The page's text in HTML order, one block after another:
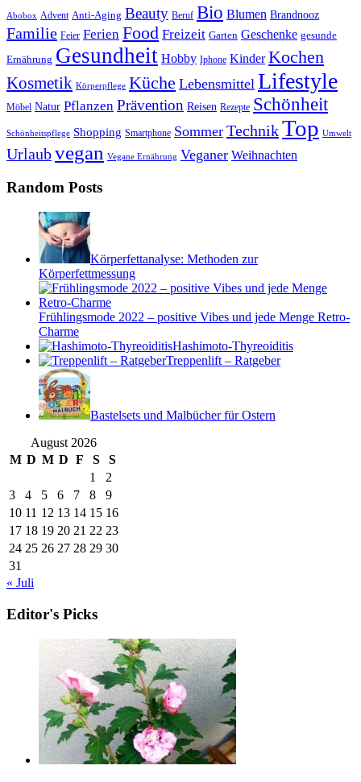
Abobox Advent Anti-Aging Beauty Beruf Bio Blumen Brandnooz
Familie Feier Ferien Food Freizeit Garten Geschenke gesunde
Ernährung Gesundheit Hobby Iphone Kinder Kochen
Kosmetik Körperpflege Küche Lebensmittel Lifestyle
Möbel Natur Pflanzen Prävention Reisen Rezepte Schönheit
Schönheitspflege Shopping Smartphone Sommer TechnikTop Umwelt
Urlaubvegan Vegane Ernährung Veganer Weihnachten
Random Posts
Körperfettanalyse: Methoden zur
Körperfettmessung
Frühlingsmode 2022 – positive Vibes und jede Menge Retro-
Charme
Hashimoto-Thyreoiditis
Treppenlift – Ratgeber
Bastelsets und Malbücher für Ostern
August 2026
M D M D F S
S
1
2
3
4 5 6 7 8
9
10 11 12 13 14 15 16
17 18 19 20 21 22 23
24 25 26 27 28 29 30
31
« Juli
Editor's Picks